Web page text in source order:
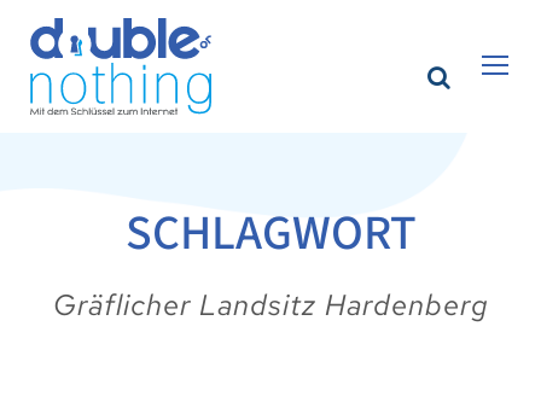
SCHLAGWORT
Gräflicher Landsitz Hardenberg